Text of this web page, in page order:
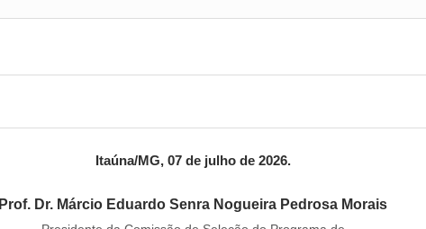
Itaúna/MG, 07 de julho de 2026.
Prof. Dr. Márcio Eduardo Senra Nogueira Pedrosa Morais